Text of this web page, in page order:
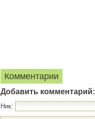
Комментарии
Добавить комментарий:
Ник: